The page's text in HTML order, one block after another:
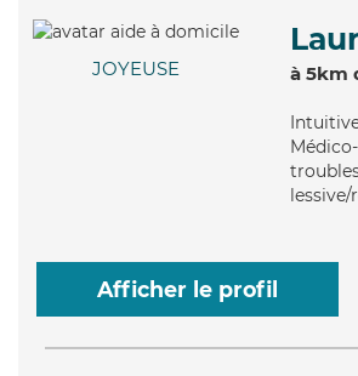
JOYEUSE à 5km
lessive/
Afficher le profil